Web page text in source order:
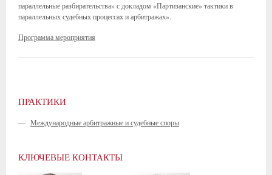
параллельные разбирательства» с докладом «Партизанские» тактики в
параллельных судебных процессах и арбитражах».
Программа мероприятия
ПРАКТИКИ
— Международные арбитражные и судебные споры
КЛЮЧЕВЫЕ КОНТАКТЫ